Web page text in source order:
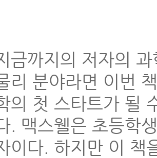
금까지의 저자의
리 분야라면 이번
의 첫 스타트가 될
. 맥스웰은 초등학
이다. 하지만 이 책